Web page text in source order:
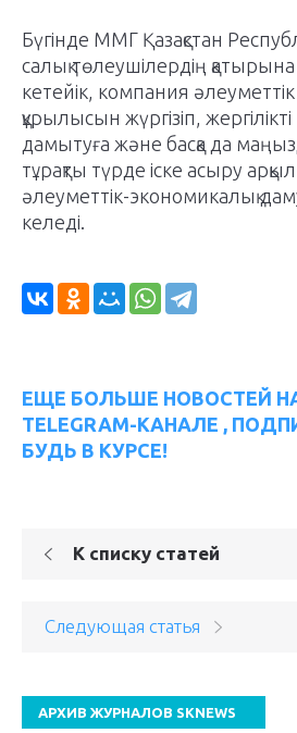
Бүгінде ММГ Қазақстан
салық төлеушілердің қатырына
кетейік, компания
құрылысын жүргізіп,
дамытуға және басқа да
тұрақты түрде іске асыру
әлеуметтік-экономикалық
келеді.
ЕЩЕ БОЛЬШЕ НОВОСТЕЙ
TELEGRAM-КАНАЛЕ ,
БУДЬ В КУРСЕ!
К списку статей
Следующая статья
АРХИВ ЖУРНАЛОВ SKNEWS